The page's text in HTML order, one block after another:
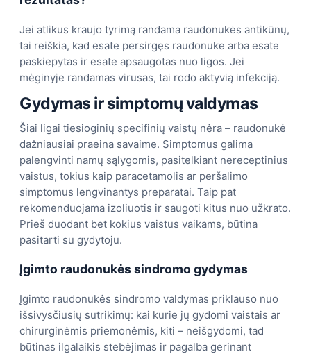
Jei atlikus kraujo tyrimą randama raudonukės antikūnų,
tai reiškia, kad esate persirgęs raudonuke arba esate
paskiepytas ir esate apsaugotas nuo ligos. Jei
mėginyje randamas virusas, tai rodo aktyvią infekciją.
Gydymas ir simptomų valdymas
Šiai ligai tiesioginių specifinių vaistų nėra – raudonukė
dažniausiai praeina savaime. Simptomus galima
palengvinti namų sąlygomis, pasitelkiant nereceptinius
vaistus, tokius kaip paracetamolis ar peršalimo
simptomus lengvinantys preparatai. Taip pat
rekomenduojama izoliuotis ir saugoti kitus nuo užkrato.
Prieš duodant bet kokius vaistus vaikams, būtina
pasitarti su gydytoju.
Įgimto raudonukės sindromo gydymas
Įgimto raudonukės sindromo valdymas priklauso nuo
išsivysčiusių sutrikimų: kai kurie jų gydomi vaistais ar
chirurginėmis priemonėmis, kiti – neišgydomi, tad
būtinas ilgalaikis stebėjimas ir pagalba gerinant